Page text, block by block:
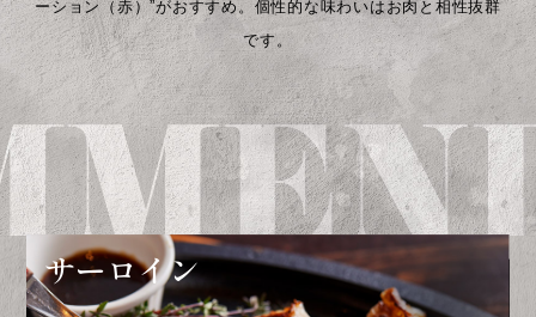
ーション（赤）”がおすすめ。 個性的な味わいはお肉と相性抜群
です。
サーロイン